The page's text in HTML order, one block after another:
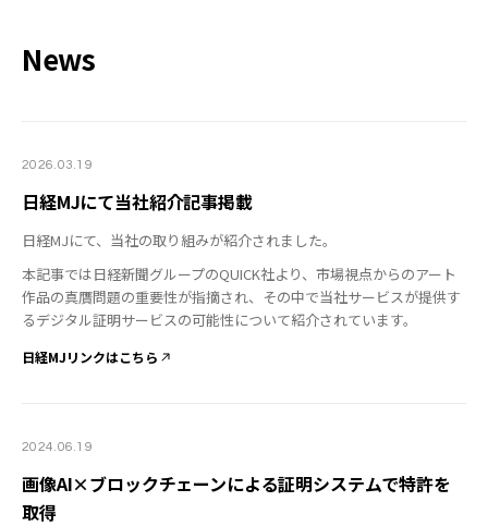
News
2026.03.19
日経MJにて当社紹介記事掲載
日経MJにて、当社の取り組みが紹介されました。
本記事では日経新聞グループのQUICK社より、市場視点からのアート
作品の真贋問題の重要性が指摘され、その中で当社サービスが提供す
るデジタル証明サービスの可能性について紹介されています。
日経MJリンクはこちら
2024.06.19
画像AI×ブロックチェーンによる証明システムで特許を
取得